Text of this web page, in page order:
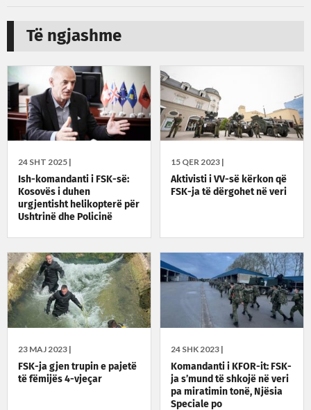
Të ngjashme
24 SHT 2025 |
Ish-komandanti i FSK-së:
Kosovës i duhen
urgjentisht helikopterë për
Ushtrinë dhe Policinë
15 QER 2023 |
Aktivisti i VV-së kërkon që
FSK-ja të dërgohet në veri
23 MAJ 2023 |
FSK-ja gjen trupin e pajetë
të fëmijës 4-vjeçar
24 SHK 2023 |
Komandanti i KFOR-it: FSK-
ja s’mund të shkojë në veri
pa miratimin tonë, Njësia
Speciale po